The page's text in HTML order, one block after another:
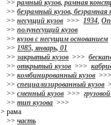
>>рамный кузов, рамная
>>безрамный кузов, безрамная
>>несущий кузов >>>1934,
>>полунесущий кузов
>>кузов с несущим основанием
>>1985, январь, 01
>>закрытый кузов >>>
>>открытый кузов >>>
>>комбинированный кузов
>>специализированный кузов
>>сменный кузов >>>грузовой
>>тип кузова >>>
> рама
>>часть